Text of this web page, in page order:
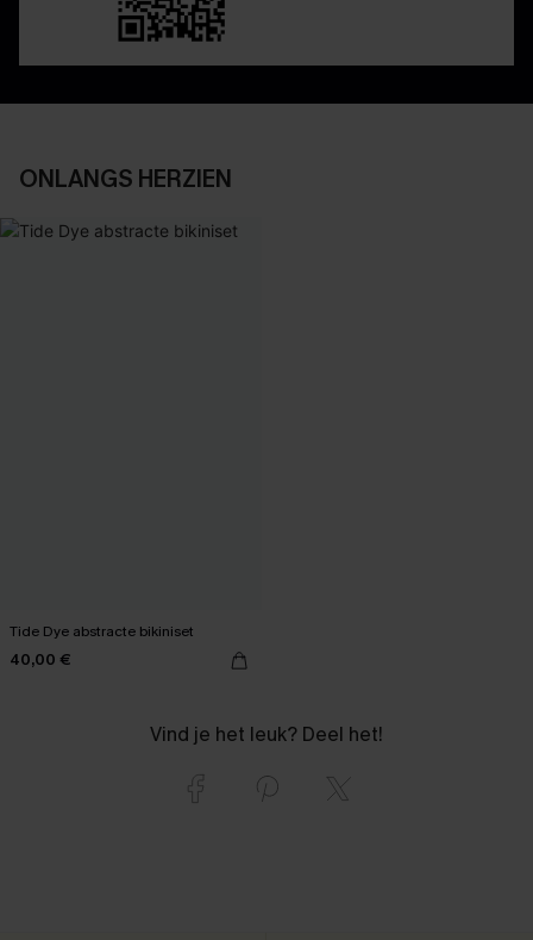
ONLANGS HERZIEN
Tide Dye abstracte bikiniset
40,00 €
Vind je het leuk? Deel het!